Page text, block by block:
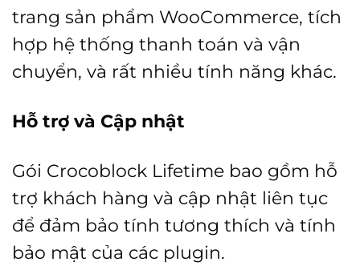
trang sản phẩm WooCommerce, tích
hợp hệ thống thanh toán và vận
chuyển, và rất nhiều tính năng khác.
Hỗ trợ và Cập nhật
Gói Crocoblock Lifetime bao gồm hỗ
trợ khách hàng và cập nhật liên tục
để đảm bảo tính tương thích và tính
bảo mật của các plugin.